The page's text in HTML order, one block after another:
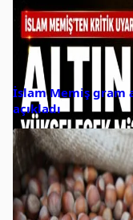
İslam Memiş gram
açıkladı